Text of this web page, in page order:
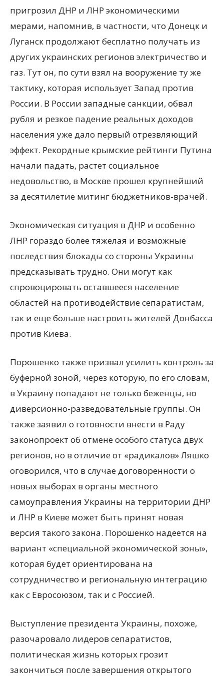
пригрозил ДНР и ЛНР экономическими
мерами, напомнив, в частности, что Донецк и
Луганск продолжают бесплатно получать из
других украинских регионов электричество и
газ. Тут он, по сути взял на вооружение ту же
тактику, которая использует Запад против
России. В России западные санкции, обвал
рубля и резкое падение реальных доходов
населения уже дало первый отрезвляющий
эффект. Рекордные крымские рейтинги Путина
начали падать, растет социальное
недовольство, в Москве прошел крупнейший
за десятилетие митинг бюджетников-врачей.
Экономическая ситуация в ДНР и особенно
ЛНР гораздо более тяжелая и возможные
последствия блокады со стороны Украины
предсказывать трудно. Они могут как
спровоцировать оставшееся население
областей на противодействие сепаратистам,
так и еще больше настроить жителей Донбасса
против Киева.
Порошенко также призвал усилить контроль за
буферной зоной, через которую, по его словам,
в Украину попадают не только беженцы, но
диверсионно-разведовательные группы. Он
также заявил о готовности внести в Раду
законопроект об отмене особого статуса двух
регионов, но в отличие от «радикалов» Ляшко
оговорился, что в случае договоренности о
новых выборах в органы местного
самоуправления Украины на территории ДНР
и ЛНР в Киеве может быть принят новая
версия такого закона. Порошенко надеется на
вариант «специальной экономической зоны»,
которая будет ориентирована на
сотрудничество и региональную интеграцию
как с Евросоюзом, так и с Россией.
Выступление президента Украины, похоже,
разочаровало лидеров сепаратистов,
политическая жизнь которых грозит
закончиться после завершения открытого